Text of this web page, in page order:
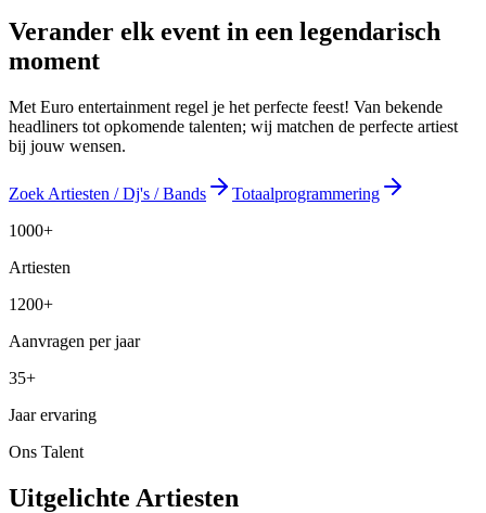
Verander elk event in een legendarisch
moment
Met Euro entertainment regel je het perfecte feest! Van bekende
headliners tot opkomende talenten; wij matchen de perfecte artiest
bij jouw wensen.
Zoek Artiesten / Dj's / Bands
Totaalprogrammering
1000+
Artiesten
1200+
Aanvragen per jaar
35+
Jaar ervaring
Ons Talent
Uitgelichte Artiesten